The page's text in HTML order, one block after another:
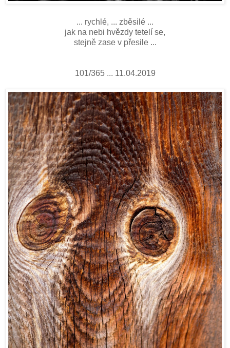
... rychlé, ... zběsilé ...
jak na nebi hvězdy tetelí se,
stejně zase v přesile ...
101/365 ... 11.04.2019